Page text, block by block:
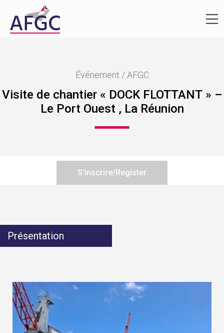
Événement / AFGC
Visite de chantier « DOCK FLOTTANT » –
Le Port Ouest , La Réunion
S'inscrire/Register
Présentation